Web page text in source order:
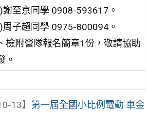
謝至京同學 0908-593617。
周子超同學 0975-800094。
檢附營隊報名簡章1份，敬請協助
。
13】 第一屆全國小比例電動 車金